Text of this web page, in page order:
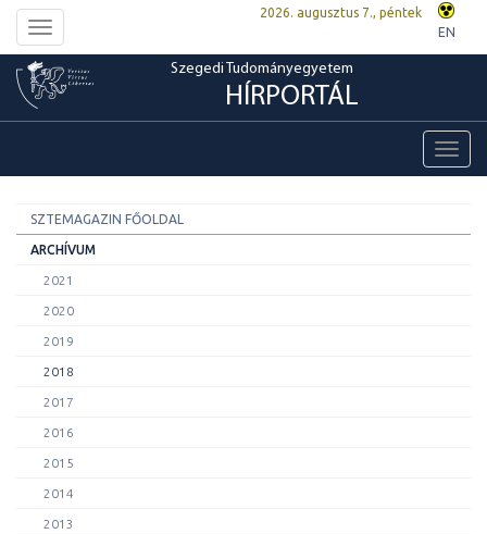
Toggle
navigation
2026. augusztus 7., péntek
EN
Szegedi Tudományegyetem
HÍRPORTÁL
SZTEMAGAZIN FŐOLDAL
ARCHÍVUM
2021
2020
2019
2018
2017
2016
2015
2014
2013